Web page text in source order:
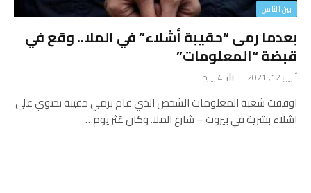
بين الناس
بعدما رمى “حقيبة أشلاء” في الملا.. وقع في
قبضة “المعلومات”
أبريل 12, 2021 4زيارة
اوقفت شعبة المعلومات الشخص الذي قام برمي حقيبة تحتوي على
اشلاء بشرية في بيروت – شارع الملا. وكان عُثر يوم…